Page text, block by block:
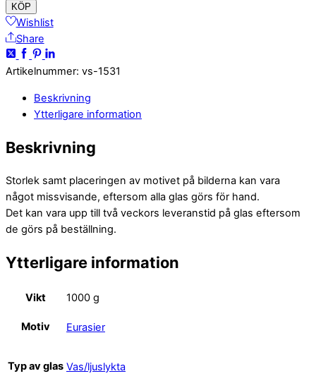
KÖP
Wishlist
Share
Artikelnummer: vs-1531
Beskrivning
Ytterligare information
Beskrivning
Storlek samt placeringen av motivet på bilderna kan vara
något missvisande, eftersom alla glas görs för hand.
Det kan vara upp till två veckors leveranstid på glas eftersom
de görs på beställning.
Ytterligare information
Vikt 1000 g
Motiv Eurasier
Typ av glas Vas/ljuslykta